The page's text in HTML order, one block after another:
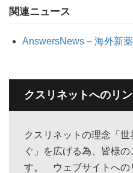
関連ニュース
AnswersNews – 海外新
クスリネットへのリ
クスリネットの理念「
ぐ」を広げる為、皆様
す。 ウェブサイトへの